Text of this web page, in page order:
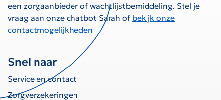
een zorgaanbieder of wachtlijstbemiddeling. Stel je
vraag aan onze chatbot Sarah of bekijk onze
contactmogelijkheden
Snel naar
Service en contact
Zorgverzekeringen